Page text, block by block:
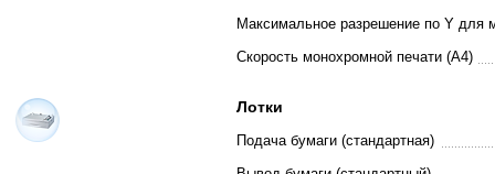
Максимальное разрешение по Y для
Скорость монохромной печати (A4)
Лотки
Подача бумаги (стандартная)